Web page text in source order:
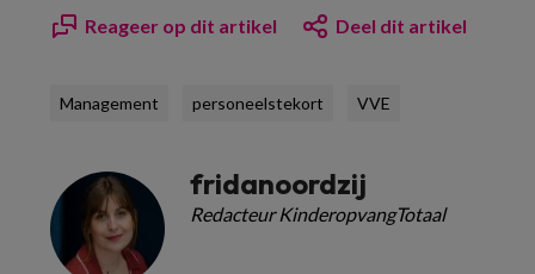
Reageer op dit artikel Deel dit artikel
Management personeelstekort VVE
fridanoordzij
Redacteur KinderopvangTotaal